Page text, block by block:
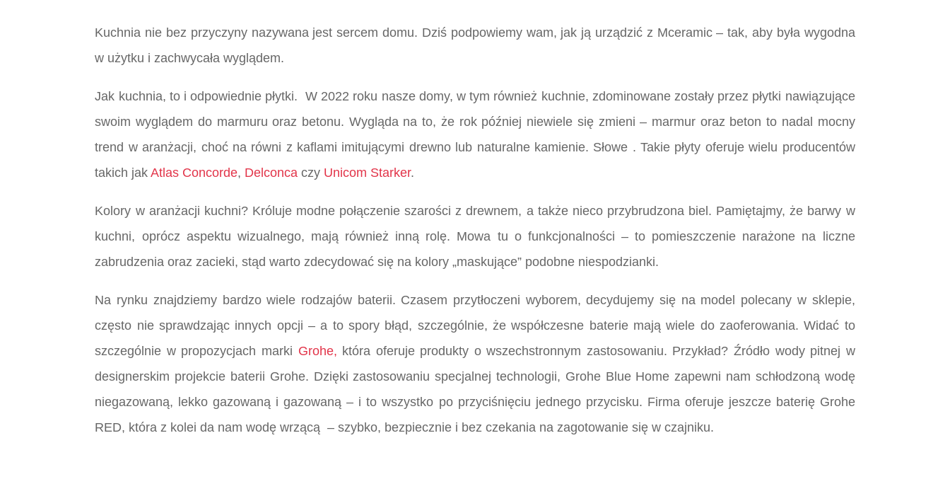
Kuchnia nie bez przyczyny nazywana jest sercem domu. Dziś podpowiemy wam, jak ją urządzić z Mceramic – tak, aby była wygodna
w użytku i zachwycała wyglądem.
Jak kuchnia, to i odpowiednie płytki. W 2022 roku nasze domy, w tym również kuchnie, zdominowane zostały przez płytki nawiązujące
swoim wyglądem do marmuru oraz betonu. Wygląda na to, że rok później niewiele się zmieni – marmur oraz beton to nadal mocny
trend w aranżacji, choć na równi z kaflami imitującymi drewno lub naturalne kamienie. Słowe . Takie płyty oferuje wielu producentów
takich jakAtlas Concorde, Delconca czy Unicom Starker.
Kolory w aranżacji kuchni? Króluje modne połączenie szarości z drewnem, a także nieco przybrudzona biel. Pamiętajmy, że barwy w
kuchni, oprócz aspektu wizualnego, mają również inną rolę. Mowa tu o funkcjonalności – to pomieszczenie narażone na liczne
zabrudzenia oraz zacieki, stąd warto zdecydować się na kolory „maskujące” podobne niespodzianki.
Na rynku znajdziemy bardzo wiele rodzajów baterii. Czasem przytłoczeni wyborem, decydujemy się na model polecany w sklepie,
często nie sprawdzając innych opcji – a to spory błąd, szczególnie, że współczesne baterie mają wiele do zaoferowania. Widać to
szczególnie w propozycjach marki Grohe, która oferuje produkty o wszechstronnym zastosowaniu. Przykład? Źródło wody pitnej w
designerskim projekcie baterii Grohe. Dzięki zastosowaniu specjalnej technologii, Grohe Blue Home zapewni nam schłodzoną wodę
niegazowaną, lekko gazowaną i gazowaną – i to wszystko po przyciśnięciu jednego przycisku. Firma oferuje jeszcze baterię Grohe
RED, która z kolei da nam wodę wrzącą – szybko, bezpiecznie i bez czekania na zagotowanie się w czajniku.